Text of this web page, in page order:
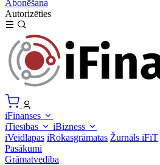
Abonēšana
Autorizēties
iFinanses
iTiesības
iBizness
iVeidlapas iRokasgrāmatas Žurnāls iFiT
Pasākumi
Grāmatvedība